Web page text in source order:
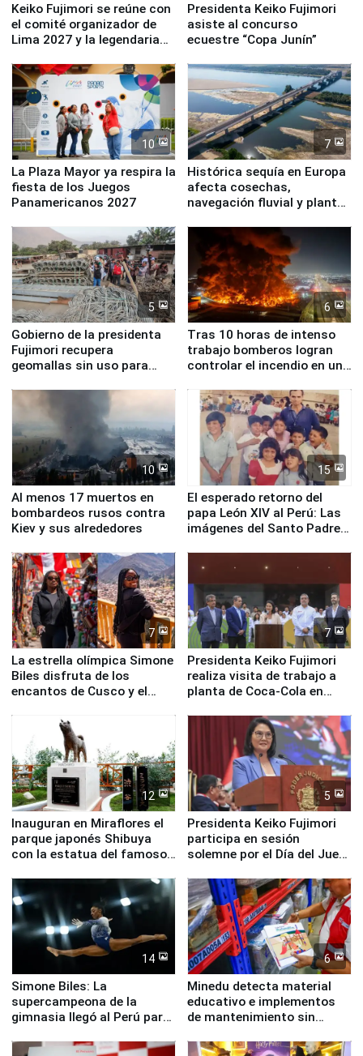
Keiko Fujimori se reúne con
el comité organizador de
Lima 2027 y la legendaria
Presidenta Keiko Fujimori
asiste al concurso
ecuestre “Copa Junín”
10
La Plaza Mayor ya respira la
fiesta de los Juegos
Panamericanos 2027
7
Histórica sequía en Europa
afecta cosechas,
navegación fluvial y plantas
5
Gobierno de la presidenta
Fujimori recupera
geomallas sin uso para
Fenómeno El Niño
6
Tras 10 horas de intenso
trabajo bomberos logran
controlar el incendio en una
de Chile
10
Al menos 17 muertos en
bombardeos rusos contra
Kiev y sus alrededores
15
El esperado retorno del
papa León XIV al Perú: Las
imágenes del Santo Padre
7
La estrella olímpica Simone
Biles disfruta de los
encantos de Cusco y el
7
Presidenta Keiko Fujimori
realiza visita de trabajo a
planta de Coca-Cola en
12
Inauguran en Miraflores el
parque japonés Shibuya
con la estatua del famoso
5
Presidenta Keiko Fujimori
participa en sesión
solemne por el Día del Juez
14
Simone Biles: La
supercampeona de la
gimnasia llegó al Perú para
Panamericanos Lima 2027
6
Minedu detecta material
educativo e implementos
de mantenimiento sin
la UGEL 2